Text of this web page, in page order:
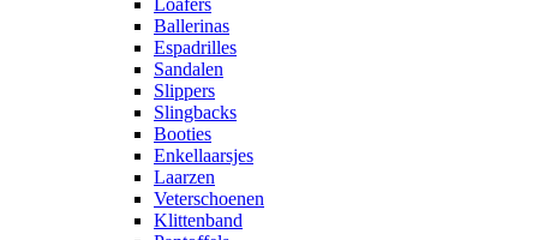
Loafers
Ballerinas
Espadrilles
Sandalen
Slippers
Slingbacks
Booties
Enkellaarsjes
Laarzen
Veterschoenen
Klittenband